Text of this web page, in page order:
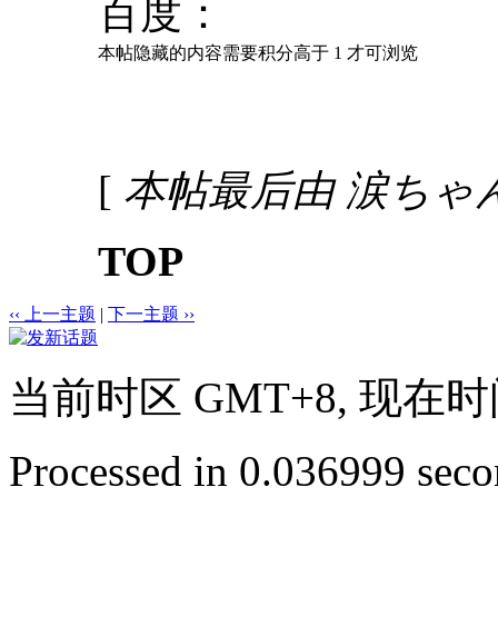
百度：
本帖隐藏的内容需要积分高于 1 才可浏览
[ 本帖最后由 涙ちゃ
TOP
‹‹ 上一主题 | 下一主题 ››
当前时区 GMT+8, 现在
Processed in 0.036999